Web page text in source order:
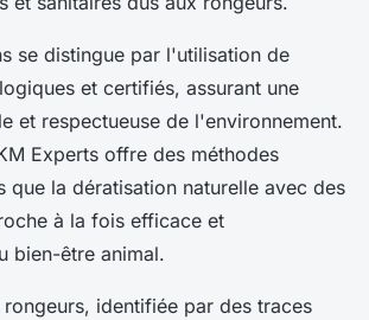
se distingue par l'utilisation de
et certifiés, assurant une
et respectueuse de l'environnement.
Experts offre des méthodes
que la dératisation naturelle avec des
à la fois efficace et
bien-être animal.
identifiée par des traces